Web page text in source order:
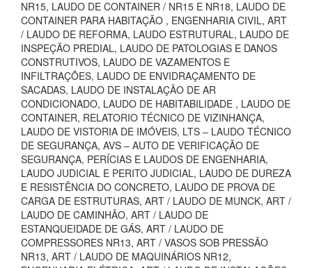
NR15, LAUDO DE CONTAINER / NR15 E NR18, LAUDO DE
CONTAINER PARA HABITAÇÃO , ENGENHARIA CIVIL, ART
/ LAUDO DE REFORMA, LAUDO ESTRUTURAL, LAUDO DE
INSPEÇÃO PREDIAL, LAUDO DE PATOLOGIAS E DANOS
CONSTRUTIVOS, LAUDO DE VAZAMENTOS E
INFILTRAÇÕES, LAUDO DE ENVIDRAÇAMENTO DE
SACADAS, LAUDO DE INSTALAÇÃO DE AR
CONDICIONADO, LAUDO DE HABITABILIDADE , LAUDO DE
CONTAINER, RELATORIO TÉCNICO DE VIZINHANÇA,
LAUDO DE VISTORIA DE IMÓVEIS, LTS – LAUDO TÉCNICO
DE SEGURANÇA, AVS – AUTO DE VERIFICAÇÃO DE
SEGURANÇA, PERÍCIAS E LAUDOS DE ENGENHARIA,
LAUDO JUDICIAL E PERITO JUDICIAL, LAUDO DE DUREZA
E RESISTÊNCIA DO CONCRETO, LAUDO DE PROVA DE
CARGA DE ESTRUTURAS, ART / LAUDO DE MUNCK, ART /
LAUDO DE CAMINHÃO, ART / LAUDO DE
ESTANQUEIDADE DE GÁS, ART / LAUDO DE
COMPRESSORES NR13, ART / VASOS SOB PRESSÃO
NR13, ART / LAUDO DE MAQUINÁRIOS NR12,